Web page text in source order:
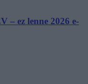
– ez lenne 2026 e-